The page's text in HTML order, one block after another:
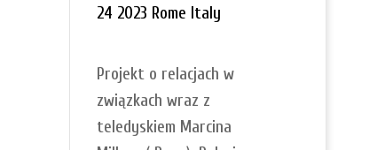
24 2023 Rome Italy
Projekt o relacjach w
związkach wraz z
teledyskiem Marcina